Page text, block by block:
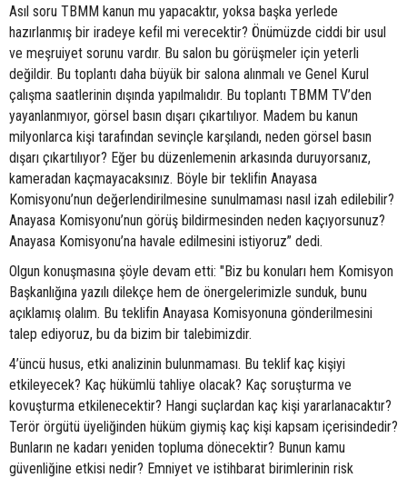
Asıl soru TBMM kanun mu yapacaktır, yoksa başka yerlede
hazırlanmış bir iradeye kefil mi verecektir? Önümüzde ciddi bir usul
ve meşruiyet sorunu vardır. Bu salon bu görüşmeler için yeterli
değildir. Bu toplantı daha büyük bir salona alınmalı ve Genel Kurul
çalışma saatlerinin dışında yapılmalıdır. Bu toplantı TBMM TV’den
yayanlanmıyor, görsel basın dışarı çıkartılıyor. Madem bu kanun
milyonlarca kişi tarafından sevinçle karşılandı, neden görsel basın
dışarı çıkartılıyor? Eğer bu düzenlemenin arkasında duruyorsanız,
kameradan kaçmayacaksınız. Böyle bir teklifin Anayasa
Komisyonu’nun değerlendirilmesine sunulmaması nasıl izah edilebilir?
Anayasa Komisyonu’nun görüş bildirmesinden neden kaçıyorsunuz?
Anayasa Komisyonu’na havale edilmesini istiyoruz” dedi.
Olgun konuşmasına şöyle devam etti: "Biz bu konuları hem Komisyon
Başkanlığına yazılı dilekçe hem de önergelerimizle sunduk, bunu
açıklamış olalım. Bu teklifin Anayasa Komisyonuna gönderilmesini
talep ediyoruz, bu da bizim bir talebimizdir.
4’üncü husus, etki analizinin bulunmaması. Bu teklif kaç kişiyi
etkileyecek? Kaç hükümlü tahliye olacak? Kaç soruşturma ve
kovuşturma etkilenecektir? Hangi suçlardan kaç kişi yararlanacaktır?
Terör örgütü üyeliğinden hüküm giymiş kaç kişi kapsam içerisindedir?
Bunların ne kadarı yeniden topluma dönecektir? Bunun kamu
güvenliğine etkisi nedir? Emniyet ve istihbarat birimlerinin risk